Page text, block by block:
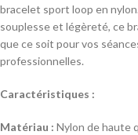
bracelet sport loop en
souplesse et légèreté, ce
que ce soit pour vos
professionnelles.
Caractéristiques :
Matériau : Nylon de haute